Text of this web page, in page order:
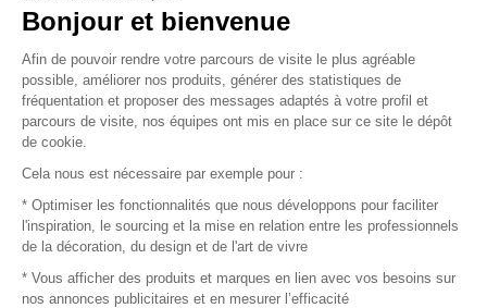
Vendez vos produits
Plan du site
© 2016 –Organisation SAFI
Recrutement
Bonjour et bienvenue
Afin de pouvoir rendre votre parcours de visite le plus agréable
possible, améliorer nos produits, générer des statistiques de
fréquentation et proposer des messages adaptés à votre profil et
parcours de visite, nos équipes ont mis en place sur ce site le dépôt
de cookie.
Cela nous est nécessaire par exemple pour :
* Optimiser les fonctionnalités que nous développons pour faciliter
l'inspiration, le sourcing et la mise en relation entre les professionnels
de la décoration, du design et de l'art de vivre
* Vous afficher des produits et marques en lien avec vos besoins sur
nos annonces publicitaires et en mesurer l’efficacité